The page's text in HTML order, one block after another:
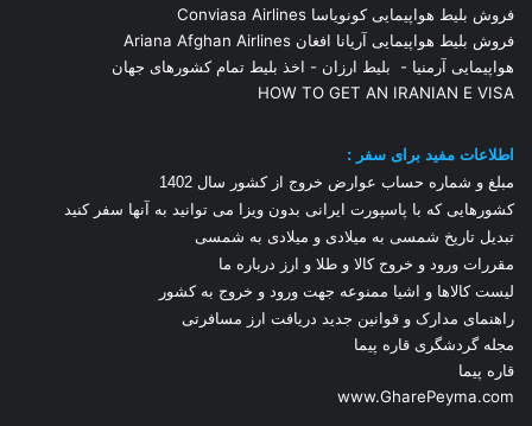
فروش بلیط هواپیمایی کونویاسا Conviasa Airlines
فروش بلیط هواپیمایی آریانا افغان Ariana Afghan Airlines
هواپیمایی آرمنیا - بلیط ارزان - اخذ بلیط تمام کشورهای جهان
HOW TO GET AN IRANIAN E VISA
اطلاعات مفید برای سفر :
مبلغ و شماره حساب عوارض خروج از کشور سال 1 402
کشورهایی که با پاسپورت ایرانی بدون ویزا می توانید به آنها سفر کنید
تبدیل تاریخ شمسی به میلادی و میلادی به شمسی
مقررات ورود و خروج کالا و طلا و ارز درباره ما
لیست کالاها و اشیا ممنوعه جهت ورود و خروج به کشور
راهنمای مدارک و قوانین جدید دریافت ارز مسافرتی
مجله گردشگری قاره پیما
قاره پیما
www.GharePeyma.com